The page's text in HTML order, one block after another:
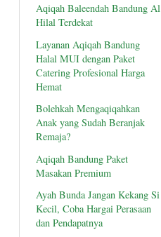
Aqiqah Baleendah Bandung Al
Hilal Terdekat
Layanan Aqiqah Bandung
Halal MUI dengan Paket
Catering Profesional Harga
Hemat
Bolehkah Mengaqiqahkan
Anak yang Sudah Beranjak
Remaja?
Aqiqah Bandung Paket
Masakan Premium
Ayah Bunda Jangan Kekang Si
Kecil, Coba Hargai Perasaan
dan Pendapatnya